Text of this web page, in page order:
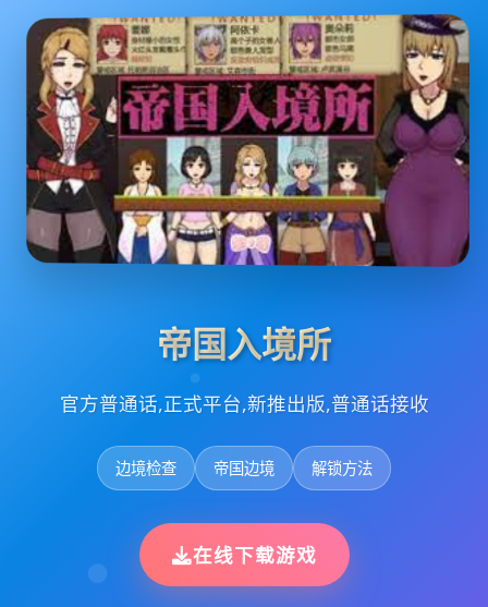
帝国入境所
官方普通话,正式平台,新推出版,普通话接收
边境检查 帝国边境 解锁方法
在线下载游戏